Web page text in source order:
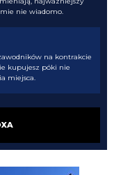
nie wiadomo.
na kontrakcie
kupujesz póki nie
miejsca.
to twoja sprawa